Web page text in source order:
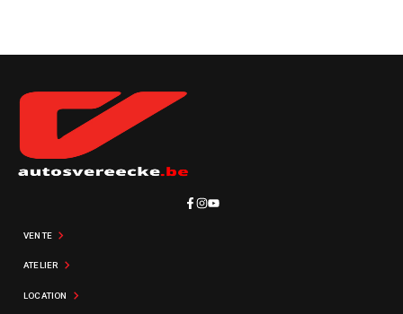
VENTE
ATELIER
LOCATION